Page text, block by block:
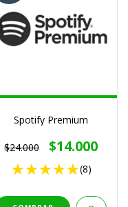
Spotify Premium
$24.000 $14.000
(8)